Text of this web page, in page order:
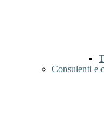
Consulenti e